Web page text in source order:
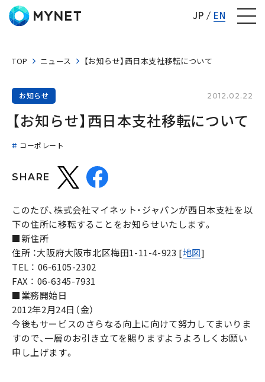
JP EN
TOP ニュース 【お知らせ】西日本支社移転について
お知らせ 2012.02.22
【お知らせ】西日本支社移転について
コーポレート
SHARE
このたび、株式会社マイネット・ジャパンが西日本支社を以
下の住所に移転することをお知らせいたします。
■新住所
住所 ：大阪府大阪市北区梅田1-11-4-923 [地図]
TEL ： 06-6105-2302
FAX ： 06-6345-7931
■業務開始日
2012年2月24日（金）
今後もサービスのさらなる向上に向けて努力してまいりま
すので、一層のお引き立てを賜りますようよろしくお願い
申し上げます。